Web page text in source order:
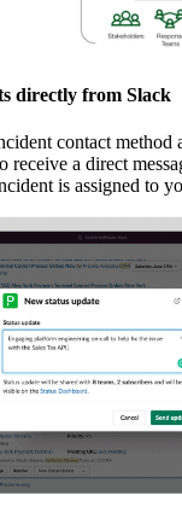
directly from Slack
contact method
receive a direct
is assigned to